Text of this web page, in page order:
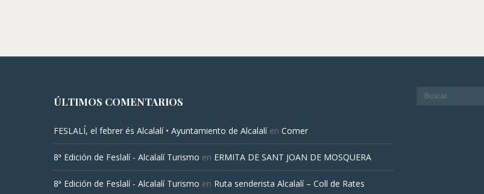
ÚLTIMOS COMENTARIOS
FESLALÍ, el febrer és Alcalalí • Ayuntamiento de Alcalalíen Comer
8ª Edición de Feslalí - Alcalalí Turismo en ERMITA DE SANT JOAN DE MOSQUERA
8ª Edición de Feslalí - Alcalalí Turismo en Ruta senderista Alcalalí – Coll de Rates